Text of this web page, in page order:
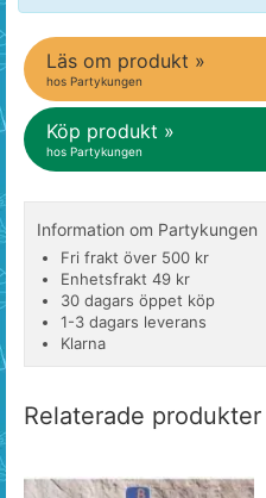
Läs om produkt »
hos Partykungen
Köp produkt »
hos Partykungen
Information om Partykungen
Fri frakt över 500 kr
Enhetsfrakt 49 kr
30 dagars öppet köp
1-3 dagars leverans
Klarna
Relaterade produkter